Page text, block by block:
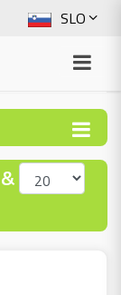
SLO
ENG
ITA
BOS